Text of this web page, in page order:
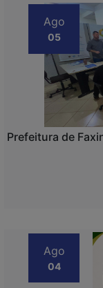
Ago
05
Prefeitura de
Ago
04